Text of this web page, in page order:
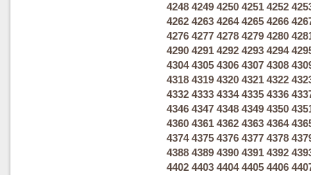
4248 4249 4250 4251 4252
4262 4263 4264 4265 4266
4276 4277 4278 4279 4280
4290 4291 4292 4293 4294
4304 4305 4306 4307 4308
4318 4319 4320 4321 4322
4332 4333 4334 4335 4336
4346 4347 4348 4349 4350
4360 4361 4362 4363 4364
4374 4375 4376 4377 4378
4388 4389 4390 4391 4392
4402 4403 4404 4405 4406